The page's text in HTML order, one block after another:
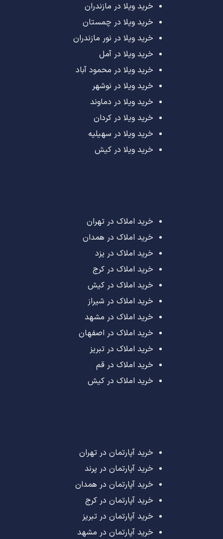
خرید ویلا در مازندران
خرید ویلا در چمستان
خرید ویلا در نور مازندران
خرید ویلا در آمل
خرید ویلا در محمود آباد
خرید ویلا در نوشهر
خرید ویلا در دماوند
خرید ویلا در کردان
خرید ویلا در سهیلیه
خرید ویلا در کیش
خرید املاک در تهران
خرید املاک در همدان
خرید املاک در یزد
خرید املاک در کرج
خرید املاک در کیش
خرید املاک در شیراز
خرید املاک در مشهد
خرید املاک در اصفهان
خرید املاک در تبریز
خرید املاک در قم
خرید املاک در کیش
خرید آپارتمان در تهران
خرید آپارتمان در پرند
خرید آپارتمان در همدان
خرید آپارتمان در کرج
خرید آپارتمان در تبریز
خرید آپارتمان در مشهد